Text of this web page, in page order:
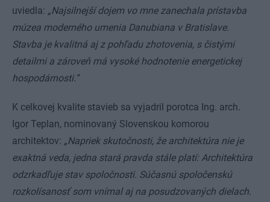
uviedla: „Najsilnejší dojem vo mne zanechala prístavba
múzea moderného umenia Danubiana v Bratislave.
Stavba je kvalitná aj z pohľadu zhotovenia, s čistými
detailmi a zároveň má vysoké hodnotenie energetickej
hospodárnosti.”
K celkovej kvalite stavieb sa vyjadril porotca Ing. arch.
Igor Teplan, nominovaný Slovenskou komorou
architektov: „Napriek skutočnosti, že architektúra nie je
exaktná veda, jedna stará pravda stále platí: Architektúra
odzrkadľuje stav spoločnosti. Súčasnú spoločenskú
rozkolísanosť som vnímal aj na posudzovaných dielach.